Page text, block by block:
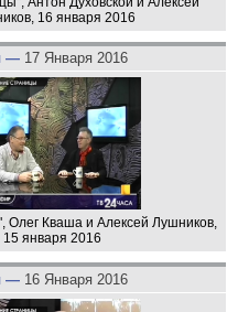
16 января 2016
— 17 Января 2016
Олег Кваша и Алексей Лушников,
15 января 2016
— 16 Января 2016